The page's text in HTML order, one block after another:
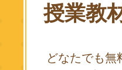
授業教
どなたでも無